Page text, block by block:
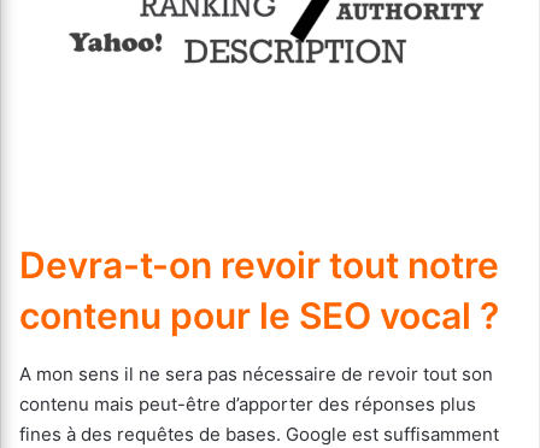
Devra-t-on revoir tout notre
contenu pour le SEO vocal ?
A mon sens il ne sera pas nécessaire de revoir tout son
contenu mais peut-être d’apporter des réponses plus
fines à des requêtes de bases. Google est suffisamment